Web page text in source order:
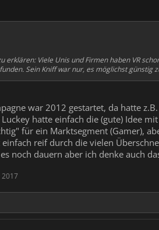
erklären: Viele Unis und Firmen haben VR
Sein Kniff war nur, es möglichst günstig
war 2012 gestartet, da hatte
hatte einfach die (gute) Idee
für ein Marktsegment (Gamer),
einfach reif durch die vielen
noch dauern aber ich denke auch
2017